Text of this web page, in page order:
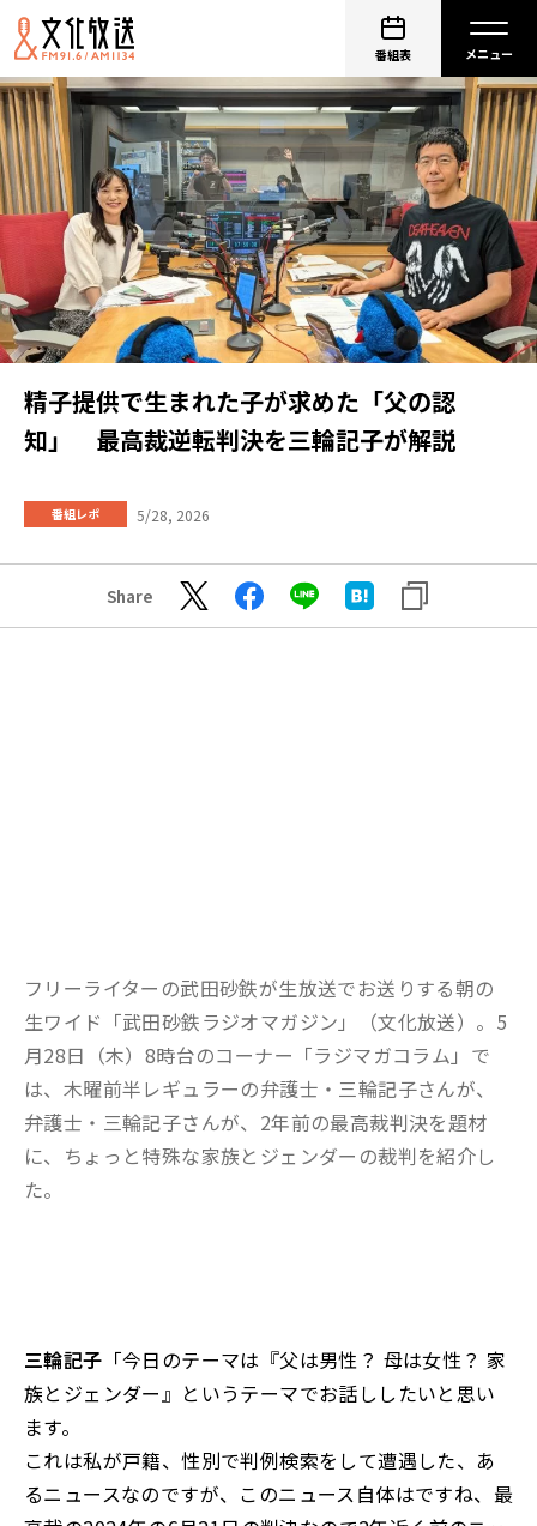
番組表
精子提供で生まれた子が求めた「父の認
知」 最高裁逆転判決を三輪記子が解説
番組レポ 5/28, 2026
Share
フリーライターの武田砂鉄が生放送でお送りする朝の
生ワイド「武田砂鉄ラジオマガジン」（文化放送）。5
月28日（木）8時台のコーナー「ラジマガコラム」で
は、木曜前半レギュラーの弁護士・三輪記子さんが、
弁護士・三輪記子さんが、2年前の最高裁判決を題材
に、ちょっと特殊な家族とジェンダーの裁判を紹介し
た。
三輪記子 「今日のテーマは『父は男性？ 母は女性？ 家
族とジェンダー』というテーマでお話ししたいと思い
ます。
これは私が戸籍、性別で判例検索をして遭遇した、あ
るニュースなのですが、このニュース自体はですね、最